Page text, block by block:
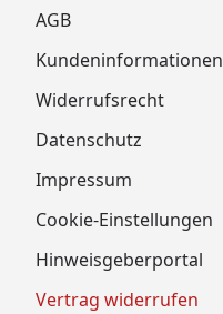
AGB
Kundeninformationen
Widerrufsrecht
Datenschutz
Impressum
Cookie-Einstellungen
Hinweisgeberportal
Vertrag widerrufen